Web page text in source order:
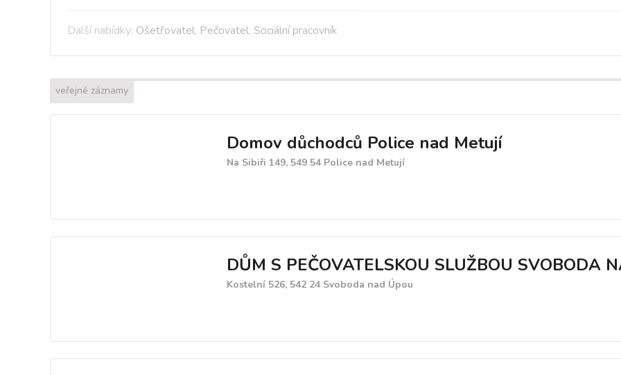
Další nabídky: Ošetřovatel, Pečovatel, Sociální pracovník
veřejné záznamy
Domov důchodců Police nad Metují
Na Sibiři 149, 549 54 Police nad Metují
DŮM S PEČOVATELSKOU SLUŽBOU SVOBODA
Kostelní 526, 542 24 Svoboda nad Úpou